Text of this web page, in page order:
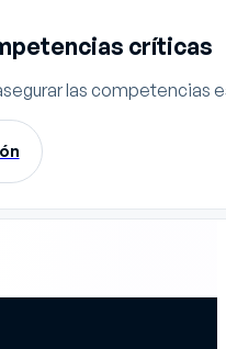
críticas
las